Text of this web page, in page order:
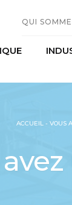
QUI
ACCUEIL -VOUS